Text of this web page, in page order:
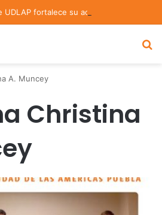
A. Muncey
Christina